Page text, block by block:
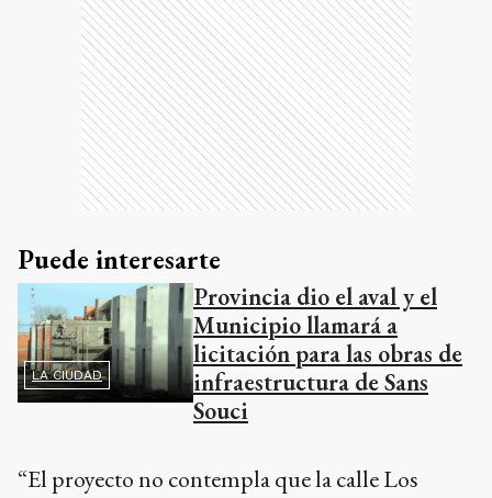
Puede interesarte
LA CIUDAD
Provincia dio el aval y el
Municipio llamará a
licitación para las obras de
infraestructura de Sans
Souci
“El proyecto no contempla que la calle Los